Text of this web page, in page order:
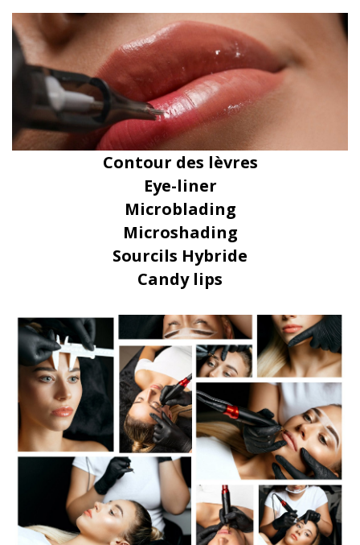
Contour des lèvres
Eye-liner
Microblading
Microshading
Sourcils Hybride
Candy lips